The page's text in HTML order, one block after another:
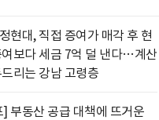
현대, 직접 증여가 매각 후 현
여보다 세금 7억 덜 낸다…계산
리는 강남 고령층
] 부동산 공급 대책에 뜨거운